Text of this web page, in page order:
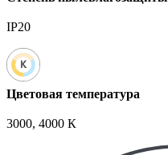
IP20
Цветовая температура
3000, 4000 К